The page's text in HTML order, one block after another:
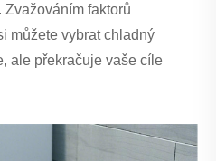
faktorů
můžete vybrat chladný
ale překračuje vaše cíle